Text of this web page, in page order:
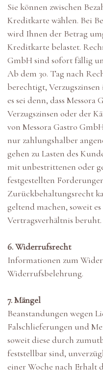
Sie können zwischen
Kreditkarte wählen. Bei
wird Ihnen der Betrag
Kreditkarte belastet.
GmbH sind sofort fällig
Ab dem 30. Tag nach
berechtigt, Verzugszinsen
es sei denn, dass
Verzugszinsen oder der
von Messora Gastro
nur zahlungshalber
gehen zu Lasten des
mit unbestrittenen oder
festgestellten
Zurückbehaltungsrecht
geltend machen, soweit
Vertragsverhältnis beruht.
6. Widerrufsrecht
Informationen zum
Widerrufsbelehrung.
7. Mängel
Beanstandungen wegen
Falschlieferungen und
soweit diese durch
feststellbar sind,
einer Woche nach Erhalt